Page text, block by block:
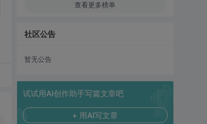
查看更多榜单
社区公告
暂无公告
试试用AI创作助手写篇文章吧
+ 用AI写文章